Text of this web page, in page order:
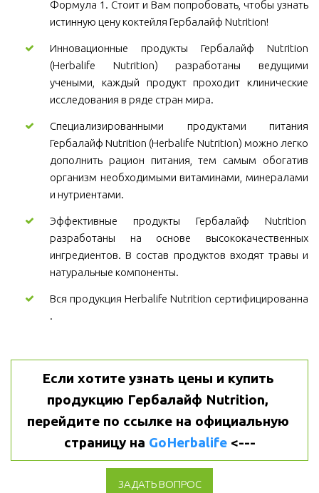
Формула 1. Стоит и Вам попробовать, чтобы узнать
истинную цену коктейля Гербалайф Nutrition!
Инновационные продукты Гербалайф Nutrition
(Herbalife Nutrition) разработаны ведущими
учеными, каждый продукт проходит клинические
исследования в ряде стран мира.
Специализированными продуктами питания
Гербалайф Nutrition (Herbalife Nutrition) можно легко
дополнить рацион питания, тем самым обогатив
организм необходимыми витаминами, минералами
и нутриентами.
Эффективные продукты Гербалайф Nutrition
разработаны на основе высококачественных
ингредиентов. В состав продуктов входят травы и
натуральные компоненты.
Вся продукция Herbalife Nutrition сертифицированна
.
Если хотите узнать цены и купить
продукцию Гербалайф Nutrition,
перейдите по ссылке на официальную
страницу на GoHerbalife <---
ЗАДАТЬ ВОПРОС